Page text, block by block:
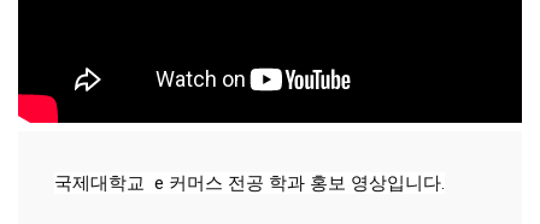
국제대학교  e 커머스 전공 학과 홍보 영상입니다.